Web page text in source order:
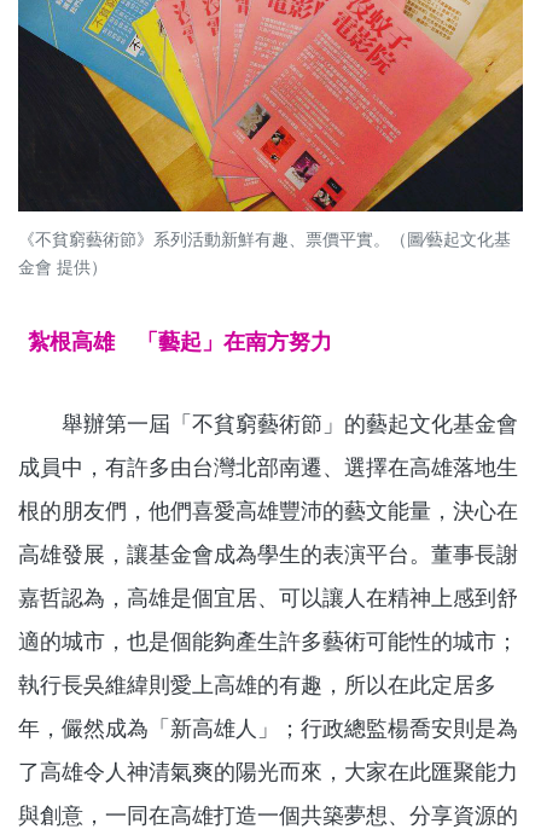
《不貧窮藝術節》系列活動新鮮有趣、票價平實。（圖∕藝起文化基
金會 提供）
紮根高雄 「藝起」在南方努力
舉辦第一屆「不貧窮藝術節」的藝起文化基金會
成員中，有許多由台灣北部南遷、選擇在高雄落地生
根的朋友們，他們喜愛高雄豐沛的藝文能量，決心在
高雄發展，讓基金會成為學生的表演平台。董事長謝
嘉哲認為，高雄是個宜居、可以讓人在精神上感到舒
適的城市，也是個能夠產生許多藝術可能性的城市；
執行長吳維緯則愛上高雄的有趣，所以在此定居多
年，儼然成為「新高雄人」；行政總監楊喬安則是為
了高雄令人神清氣爽的陽光而來，大家在此匯聚能力
與創意，一同在高雄打造一個共築夢想、分享資源的